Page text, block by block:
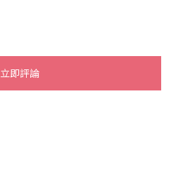
立即評論